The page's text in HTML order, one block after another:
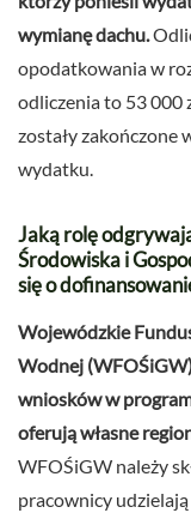
wymianę dachu.
opodatkowania w
odliczenia to 53 000
zostały zakończone
wydatku.
Jaką rolę
Środowiska i
się o
Wojewódzkie
Wodnej
wniosków w
oferują własne
WFOŚiGW należy
pracownicy